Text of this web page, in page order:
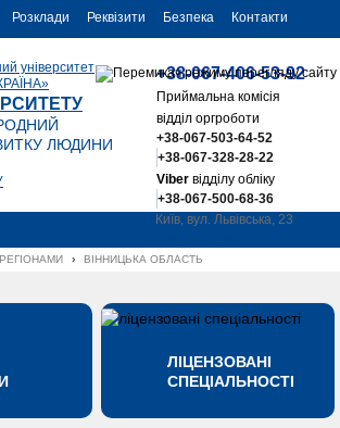
Розклади Реквізити Безпека Контакти
ЛЮДИНИ
+38-067-406-53-92
Приймальна комісія
відділ оргроботи
+38-067-503-64-52
+38-067-328-28-22
Viberвідділу обліку
+38-067-500-68-36
Київ, вул. Львівська, 23
› ВІННИЦЬКА ОБЛАСТЬ
ЛІЦЕНЗОВАНІ
СПЕЦІАЛЬНОСТІ